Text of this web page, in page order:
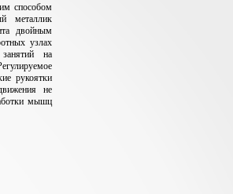
способом
металлик
двойным
узлах
на
рукоятки
не
мышц